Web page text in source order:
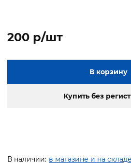
200 p/шт
В корзину
Купить без
В наличии: в магазине и на складе